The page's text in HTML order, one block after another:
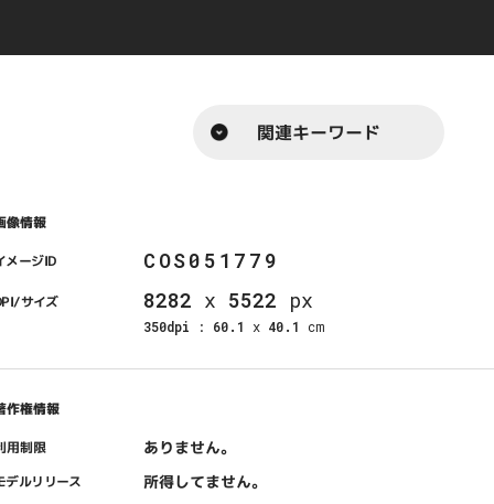
関連キーワード
像情報
メージID COS051779
サイズ 8282 x 5522 px
350dpi : 60.1 x 40.1 cm
作権情報
用制限 ありません。
デルリリース 所得してません。